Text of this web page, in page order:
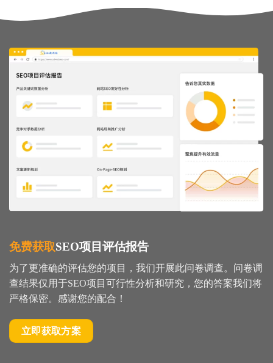
免费获取SEO项目评估报告
为了更准确的评估您的项目，我们开展此问卷调查。问卷调
查结果仅用于SEO项目可行性分析和研究，您的答案我们将
严格保密。感谢您的配合！
立即获取方案